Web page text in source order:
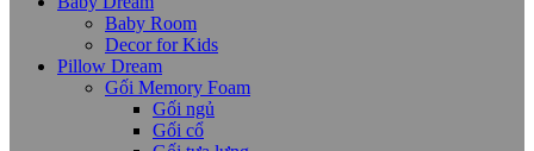
Baby Room
Decor for Kids
Pillow Dream
Gối Memory Foam
Gối ngủ
Gối cổ